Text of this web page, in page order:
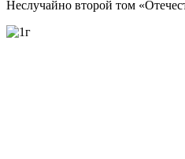
Неслучайно второй том